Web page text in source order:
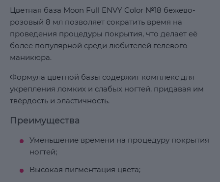
Цветная база Moon Full ENVY Color №18 бежево-
розовый 8 мл позволяет сократить время на
проведения процедуры покрытия, что делает её
более популярной среди любителей гелевого
маникюра.
Формула цветной базы содержит комплекс для
укрепления ломких и слабых ногтей, придавая им
твёрдость и эластичность.
Преимущества
Уменьшение времени на процедуру покрытия
ногтей;
Высокая пигментация цвета;